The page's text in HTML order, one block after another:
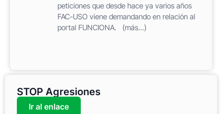
peticiones que desde hace ya varios años
FAC-USO viene demandando en relación al
portal FUNCIONA. (más…)
STOP Agresiones
Ir al enlace